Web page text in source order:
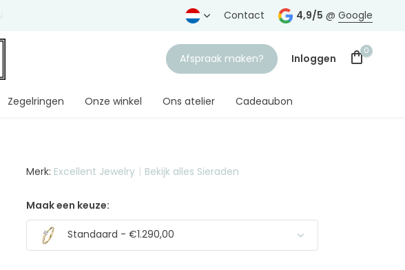
Gratis verzending vanaf € 75,-
Contact 4,9/5 @ Google
Afspraak maken? Inloggen
0
Zegelringen Onze winkel Ons atelier Cadeaubon
Merk: Excellent Jewelry Bekijk alles Sieraden
Maak een keuze:
Standaard - €1.290,00